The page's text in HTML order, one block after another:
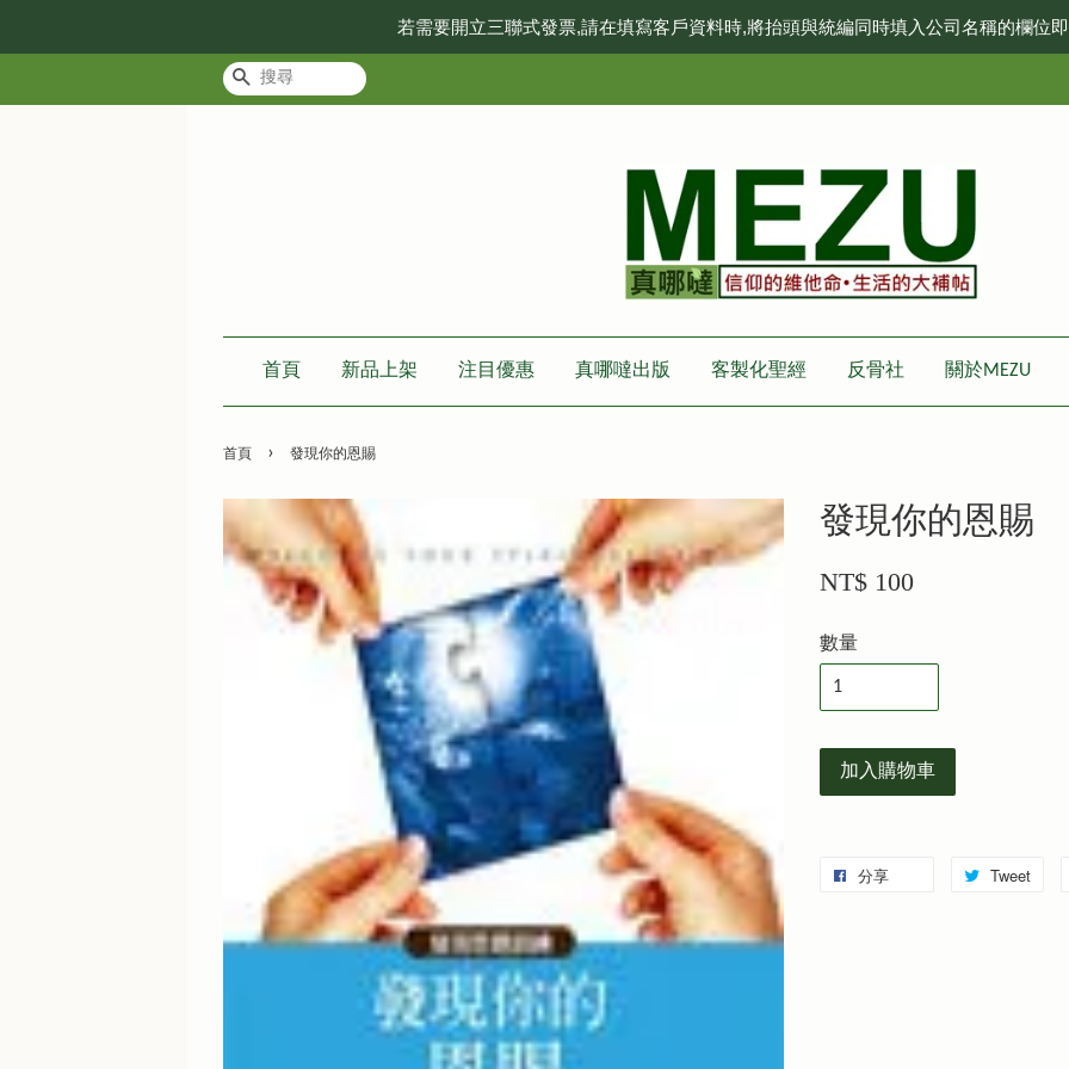
若需要開立三聯式發票,請在填寫客戶資料時,將抬頭與統編同時填入公司名稱的欄位
搜尋
首頁 新品上架 注目優惠 真哪噠出版 客製化聖經 反骨社 關於MEZU
首頁 › 發現你的恩賜
發現你的恩賜
NT$ 100
數量
加入購物車
分享 Tweet